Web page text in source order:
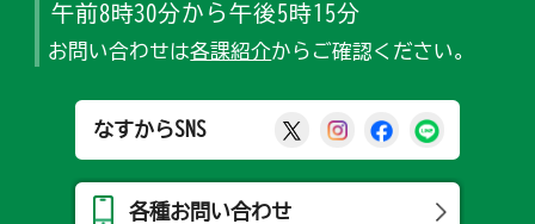
午前8時30分から午後5時15分
お問い合わせは各課紹介からご確認ください。
なすからSNS 那須烏山市公式X
那須烏山市公式
那須烏山市
各種お問い合わせ